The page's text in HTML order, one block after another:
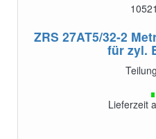
ZRS 27AT5/32-2
für zyl.
Lieferzeit